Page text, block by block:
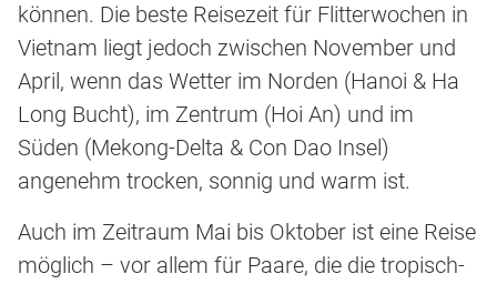
können. Die beste Reisezeit für Flitterwochen in
Vietnam liegt jedoch zwischen November und
April, wenn das Wetter im Norden (Hanoi & Ha
Long Bucht), im Zentrum (Hoi An) und im
Süden (Mekong-Delta & Con Dao Insel)
angenehm trocken, sonnig und warm ist.
Auch im Zeitraum Mai bis Oktober ist eine Reise
möglich – vor allem für Paare, die die tropisch-